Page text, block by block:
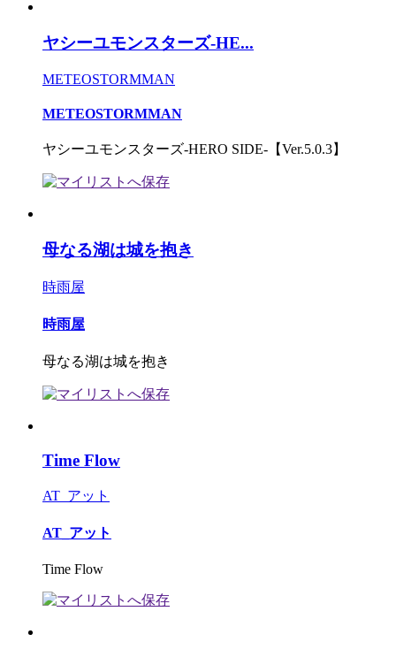
ヤシーユモンスターズ-HE...
METEOSTORMMAN
METEOSTORMMAN
ヤシーユモンスターズ-HERO SIDE-【Ver.5.0.3】
母なる湖は城を抱き
時雨屋
時雨屋
母なる湖は城を抱き
Time Flow
AT_アット
AT_アット
Time Flow